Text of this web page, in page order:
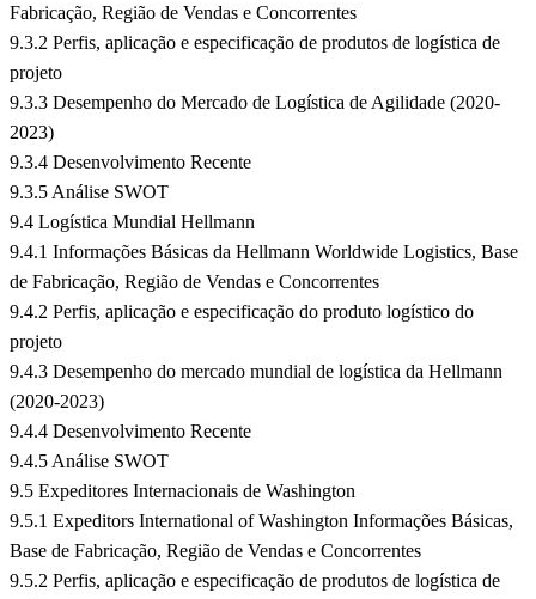
Fabricação, Região de Vendas e Concorrentes
9.3.2 Perfis, aplicação e especificação de produtos de logística de
projeto
9.3.3 Desempenho do Mercado de Logística de Agilidade (2020-
2023)
9.3.4 Desenvolvimento Recente
9.3.5 Análise SWOT
9.4 Logística Mundial Hellmann
9.4.1 Informações Básicas da Hellmann Worldwide Logistics, Base
de Fabricação, Região de Vendas e Concorrentes
9.4.2 Perfis, aplicação e especificação do produto logístico do
projeto
9.4.3 Desempenho do mercado mundial de logística da Hellmann
(2020-2023)
9.4.4 Desenvolvimento Recente
9.4.5 Análise SWOT
9.5 Expeditores Internacionais de Washington
9.5.1 Expeditors International of Washington Informações Básicas,
Base de Fabricação, Região de Vendas e Concorrentes
9.5.2 Perfis, aplicação e especificação de produtos de logística de